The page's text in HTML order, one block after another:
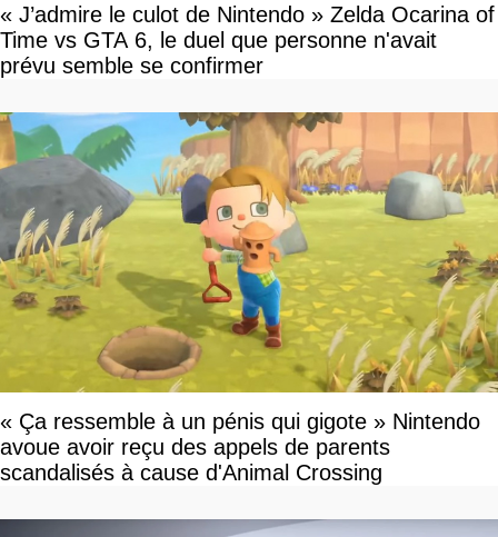
« J’admire le culot de Nintendo » Zelda Ocarina of
Time vs GTA 6, le duel que personne n'avait
prévu semble se confirmer
« Ça ressemble à un pénis qui gigote » Nintendo
avoue avoir reçu des appels de parents
scandalisés à cause d'Animal Crossing